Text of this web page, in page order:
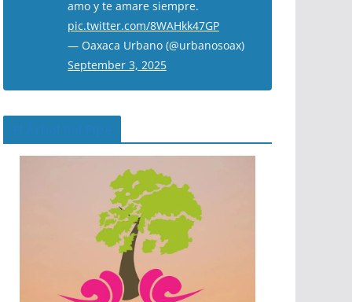
amo y te amare siempre.
pic.twitter.com/8WAHkk47GP
— Oaxaca Urbano (@urbanosoax)
September 3, 2025